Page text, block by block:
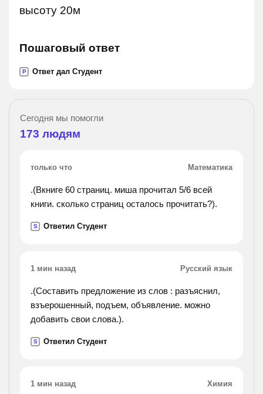
высоту 20м
Пошаговый ответ
P Ответ дал Студент
Сегодня мы помогли
173 людям
только что Математика
.(Вкниге 60 страниц. миша прочитал 5/6 всей
книги. сколько страниц осталось прочитать?).
S Ответил Студент
1 мин назад Русский язык
.(Составить предложение из слов : разъяснил,
взъерошенный, подъем, объявление. можно
добавить свои слова.).
S Ответил Студент
1 мин назад Химия